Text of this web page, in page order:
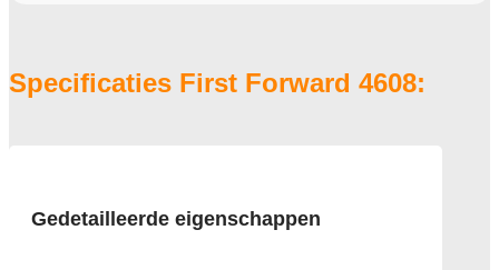
Specificaties First Forward 4608:
Gedetailleerde eigenschappen